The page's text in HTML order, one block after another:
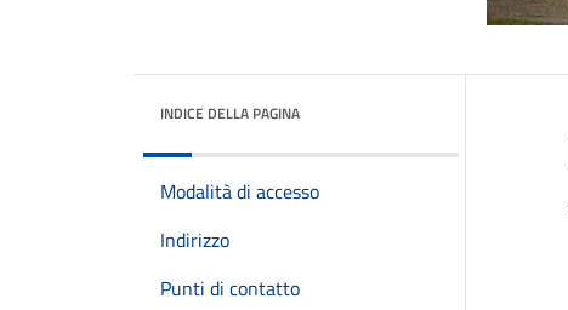
INDICE DELLA PAGINA
Modalità di accesso
Indirizzo
Punti di contatto